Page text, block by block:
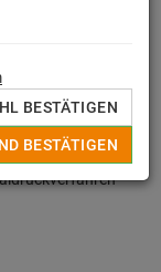
Print, alle
BESTÄTIGEN
BESTÄTIGEN